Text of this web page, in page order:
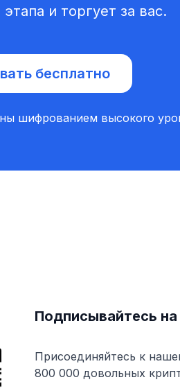
и торгует за вас.
бесплатно
шифрованием высокого
Подписывайтесь на
Присоединяйтесь к
800 000 довольных